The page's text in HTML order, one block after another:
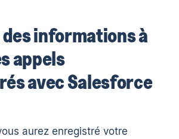
informations à
appels
avec Salesforce
aurez enregistré votre